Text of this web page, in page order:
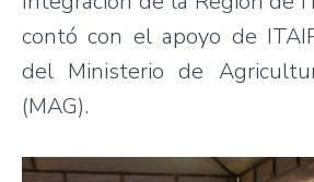
contó con el apoyo de
del Ministerio de
(MAG).